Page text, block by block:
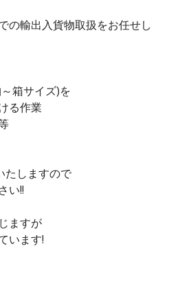
の輸出入貨物取扱をお任せし
箱サイズ)を
る作業
たしますので
い!!
ますが
います!